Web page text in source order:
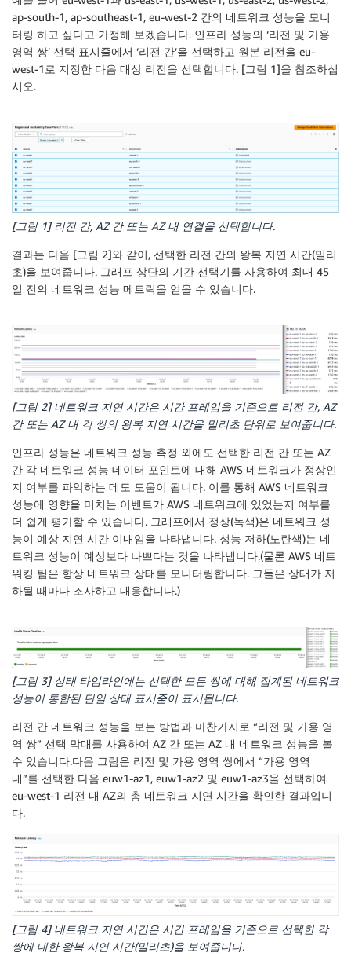
ap-south-1, ap-southeast-1, eu-west-2 간의 네트워크 성능을 모니
터링 하고 싶다고 가정해 보겠습니다. 인프라 성능의 ‘리전 및 가용
영역 쌍’ 선택 표시줄에서 ‘리전 간’을 선택하고 원본 리전을 eu-
west-1로 지정한 다음 대상 리전을 선택합니다. [그림 1]을 참조하십
시오.
[그림 1] 리전 간, AZ 간 또는 AZ 내 연결을 선택합니다.
결과는 다음 [그림 2]와 같이, 선택한 리전 간의 왕복 지연 시간(밀리
초)을 보여줍니다. 그래프 상단의 기간 선택기를 사용하여 최대 45
일 전의 네트워크 성능 메트릭을 얻을 수 있습니다.
[그림 2] 네트워크 지연 시간은 시간 프레임을 기준으로 리전 간, AZ
간 또는 AZ 내 각 쌍의 왕복 지연 시간을 밀리초 단위로 보여줍니다.
인프라 성능은 네트워크 성능 측정 외에도 선택한 리전 간 또는 AZ
간 각 네트워크 성능 데이터 포인트에 대해 AWS 네트워크가 정상인
지 여부를 파악하는 데도 도움이 됩니다. 이를 통해 AWS 네트워크
성능에 영향을 미치는 이벤트가 AWS 네트워크에 있었는지 여부를
더 쉽게 평가할 수 있습니다. 그래프에서 정상(녹색)은 네트워크 성
능이 예상 지연 시간 이내임을 나타냅니다. 성능 저하(노란색)는 네
트워크 성능이 예상보다 나쁘다는 것을 나타냅니다.(물론 AWS 네트
워킹 팀은 항상 네트워크 상태를 모니터링합니다. 그들은 상태가 저
하될 때마다 조사하고 대응합니다.)
[그림 3] 상태 타임라인에는 선택한 모든 쌍에 대해 집계된 네트워크
성능이 통합된 단일 상태 표시줄이 표시됩니다.
리전 간 네트워크 성능을 보는 방법과 마찬가지로 “리전 및 가용 영
역 쌍” 선택 막대를 사용하여 AZ 간 또는 AZ 내 네트워크 성능을 볼
수 있습니다.다음 그림은 리전 및 가용 영역 쌍에서 “가용 영역
내”를 선택한 다음 euw1-az1, euw1-az2 및 euw1-az3을 선택하여
eu-west-1 리전 내 AZ의 총 네트워크 지연 시간을 확인한 결과입니
다.
[그림 4] 네트워크 지연 시간은 시간 프레임을 기준으로 선택한 각
쌍에 대한 왕복 지연 시간(밀리초)을 보여줍니다.